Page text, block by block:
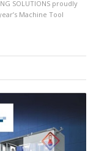
SOLUTIONS proudly
Machine Tool